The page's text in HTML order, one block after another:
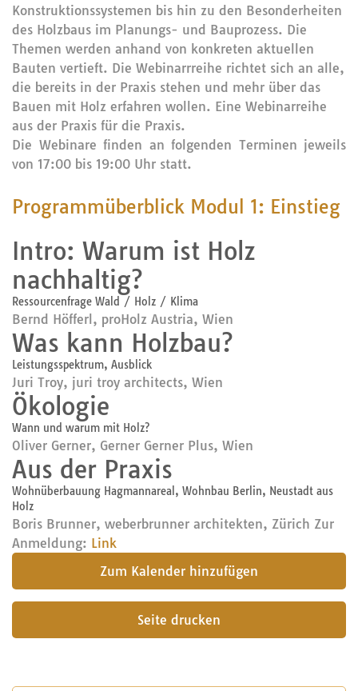
Konstruktionssystemen bis hin zu den Besonderheiten
des Holzbaus im Planungs- und Bauprozess. Die
Themen werden anhand von konkreten aktuellen
Bauten vertieft. Die Webinarrreihe richtet sich an alle,
die bereits in der Praxis stehen und mehr über das
Bauen mit Holz erfahren wollen. Eine Webinarreihe
aus der Praxis für die Praxis.
Die Webinare finden an folgenden Terminen jeweils
von 17:00 bis 19:00 Uhr statt.
Programmüberblick Modul 1: Einstieg
Intro: Warum ist Holz
nachhaltig?
Ressourcenfrage Wald / Holz / Klima
Bernd Höfferl, proHolz Austria, Wien
Was kann Holzbau?
Leistungsspektrum, Ausblick
Juri Troy, juri troy architects, Wien
Ökologie
Wann und warum mit Holz?
Oliver Gerner, Gerner Gerner Plus, Wien
Aus der Praxis
Wohnüberbauung Hagmannareal, Wohnbau Berlin, Neustadt aus
Holz
Boris Brunner, weberbrunner architekten, Zürich Zur
Anmeldung: Link
Seite drucken